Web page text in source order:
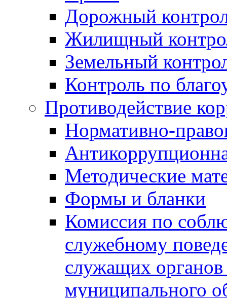
Дорожный
Жилищный
Земельный
Контроль по
Противодействие
Нормативно-
Методические
Формы и бланки
Комиссия по
служебному
служащих органов
муниципального